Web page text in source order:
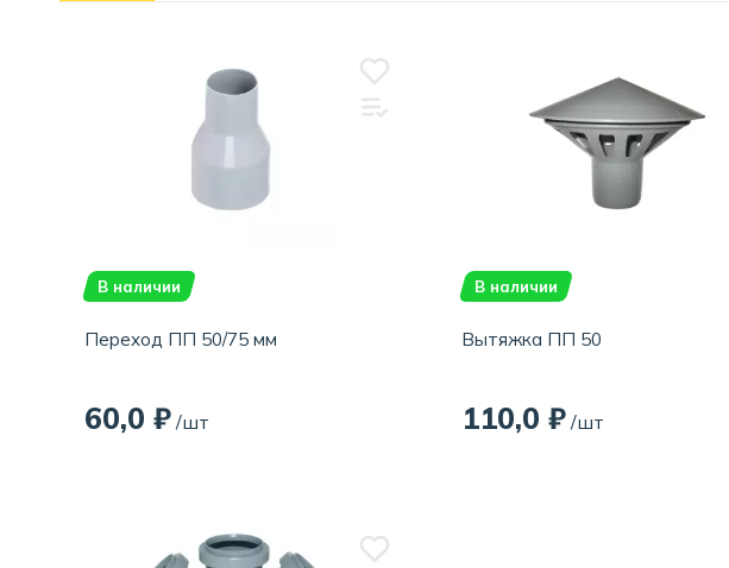
В наличии
Переход ПП 50/75 мм
60,0 ₽ /шт
В наличии
Вытяжка ПП 50
110,0 ₽ /шт